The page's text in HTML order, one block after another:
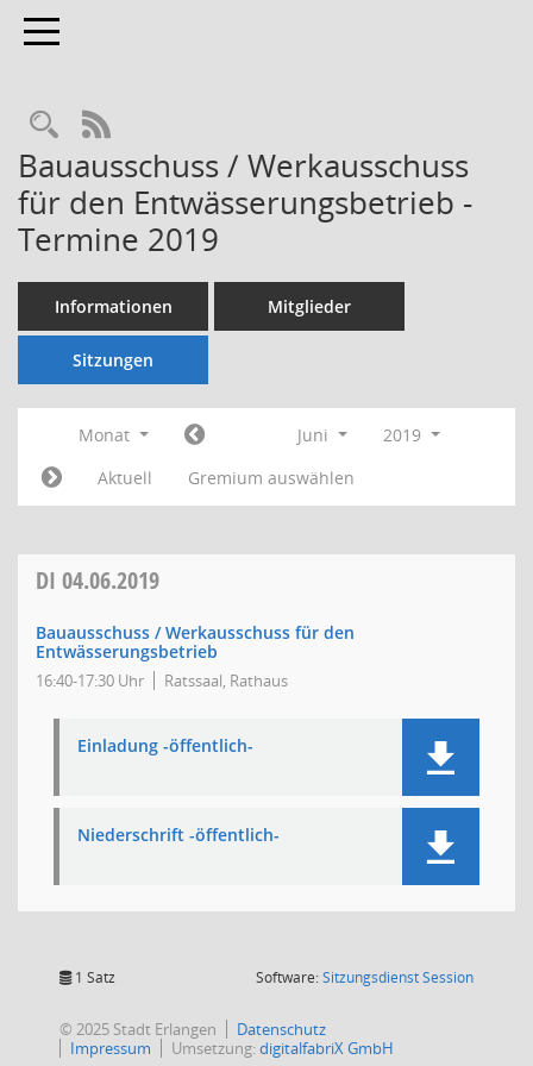
Toggle navigation
Rechercheauswahl
RSS-Feed
Bauausschuss / Werkausschuss
für den Entwässerungsbetrieb -
Termine 2019
Informationen Mitglieder
Sitzungen
Monat Juni
2019
Aktuell
Gremium auswählen
DI 04.06.2019
Bauausschuss / Werkausschuss für den
Entwässerungsbetrieb
16:40-17:30 Uhr Ratssaal, Rathaus
Einladung -öffentlich-
Niederschrift -öffentlich-
1 Satz Software:SitzungsdienstSession(Wird in
© 2025 Stadt Erlangen
Datenschutz
Impressum
Umsetzung:digitalfabriX GmbH